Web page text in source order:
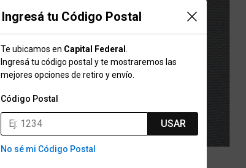
Ingresá tu Código Postal
Te ubicamos en Capital Federal
Ingresá tu código postal y te mostraremos las
mejores opciones de retiro y envío.
Código Postal
USAR
No sé mi Código Postal